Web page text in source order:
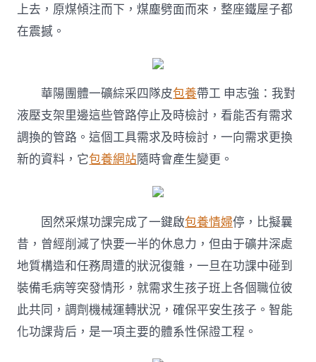
上去，原煤傾注而下，煤塵劈面而來，整座鐵屋子都
在震撼。
華陽團體一礦綜采四隊皮包養帶工 申志強：我對
液壓支架里邊這些管路停止及時檢討，看能否有需求
調換的管路。這個工具需求及時檢討，一向需求更換
新的資料，它包養網站隨時會產生變更。
固然采煤功課完成了一鍵啟包養情婦停，比擬曩
昔，曾經削減了快要一半的休息力，但由于礦井深處
地質構造和任務周遭的狀況復雜，一旦在功課中碰到
裝備毛病等突發情形，就需求生孩子班上各個職位彼
此共同，調劑機械運轉狀況，確保平安生孩子。智能
化功課背后，是一項主要的體系性保證工程。